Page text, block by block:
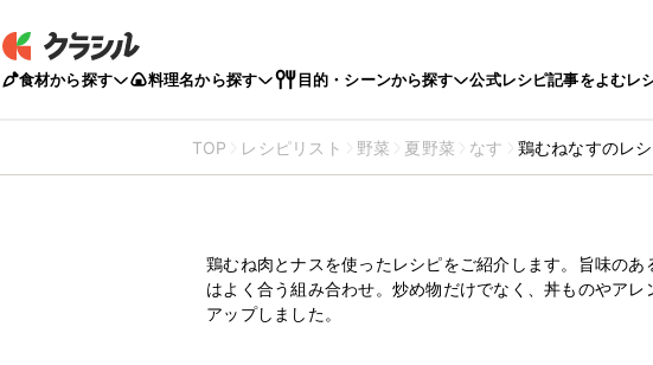
食材から探す 料理名から探す 目的・シーンから探す 公式レシピ記事をよむレ
TOP レシピリスト 野菜 夏野菜 なす 鶏むねなすのレ
鶏むね肉とナスを使ったレシピをご紹介します。旨味の
はよく合う組み合わせ。炒め物だけでなく、丼ものやア
アップしました。